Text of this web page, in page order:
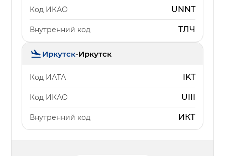
Код ИКАО UNNT
Внутренний код ТЛЧ
Иркутск-Иркутск
Код ИАТА IKT
Код ИКАО UIII
Внутренний код ИКТ